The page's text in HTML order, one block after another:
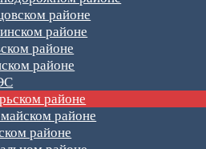
районе
районе
районе
районе
районе
районе
районе